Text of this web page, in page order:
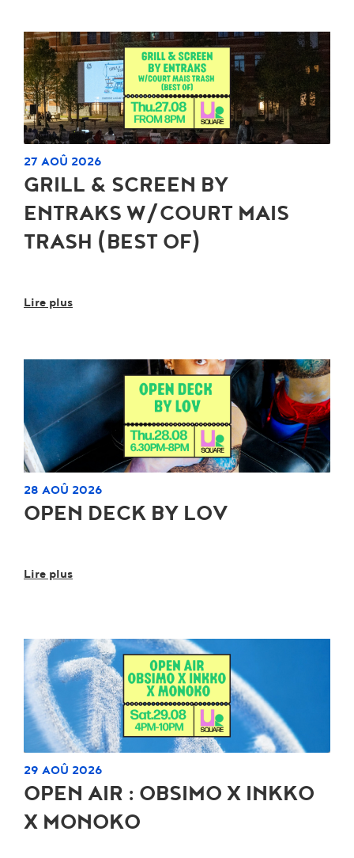
27 AOÛ 2026
GRILL & SCREEN BY
ENTRAKS W/COURT MAIS
TRASH (BEST OF)
Lire plus
28 AOÛ 2026
OPEN DECK BY LOV
Lire plus
29 AOÛ 2026
OPEN AIR : OBSIMO X INKKO
X MONOKO